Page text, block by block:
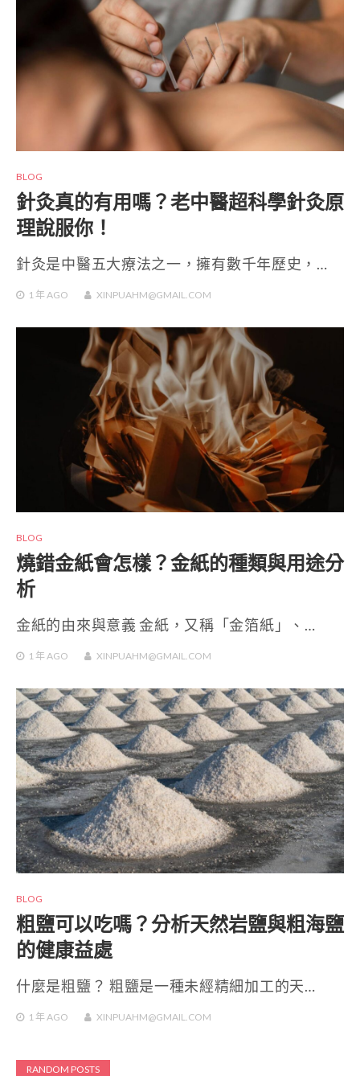
BLOG
針灸真的有用嗎？老中醫超科學針灸原
理說服你！
針灸是中醫五大療法之一，擁有數千年歷史，…
1 年 AGO XINPUAHM@GMAIL.COM
BLOG
燒錯金紙會怎樣？金紙的種類與用途分
析
金紙的由來與意義 金紙，又稱「金箔紙」、…
1 年 AGO XINPUAHM@GMAIL.COM
BLOG
粗鹽可以吃嗎？分析天然岩鹽與粗海鹽
的健康益處
什麼是粗鹽？ 粗鹽是一種未經精細加工的天…
1 年 AGO XINPUAHM@GMAIL.COM
RANDOM POSTS